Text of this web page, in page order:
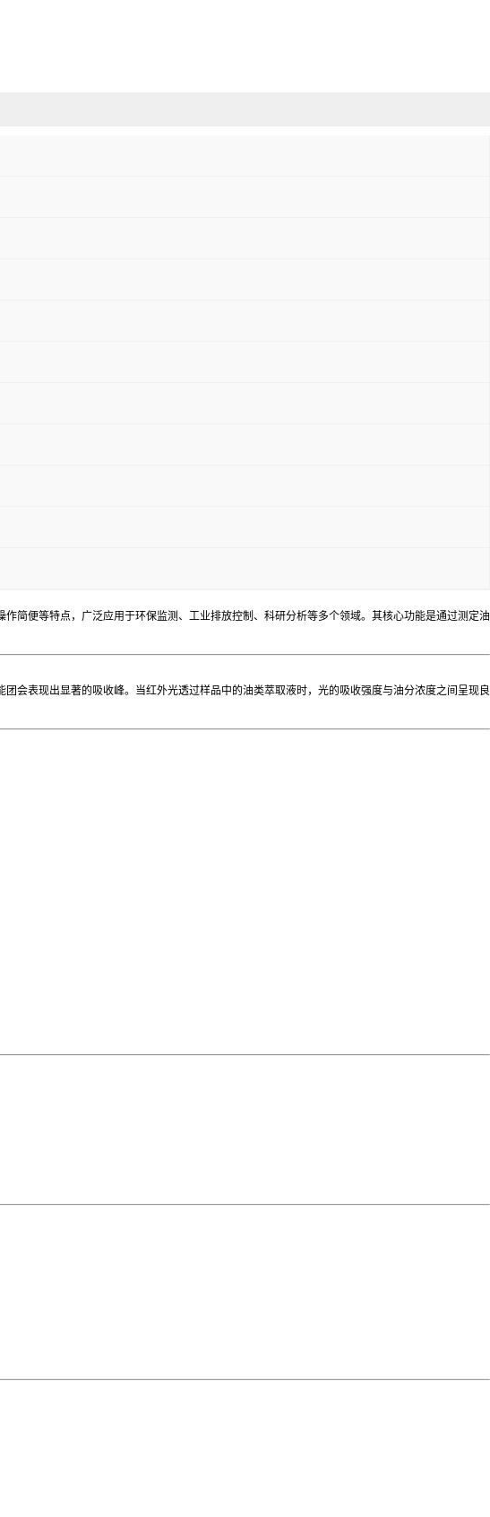
简便等特点，广泛应用于环保监测、工业排放控制、科研分析等多个领域。其核心功能是通过测定油
会表现出显著的吸收峰。当红外光透过样品中的油类萃取液时，光的吸收强度与油分浓度之间呈现良